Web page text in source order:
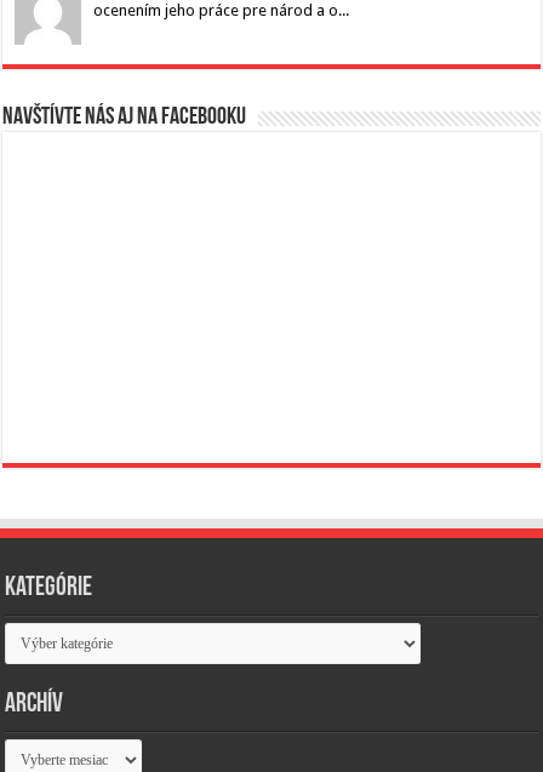
ocenením jeho práce pre národ a o...
Navštívte nás aj na Facebooku
Kategórie
Kategórie
Archív
Archív